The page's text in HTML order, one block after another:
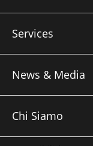
Services
News & Media
Chi Siamo